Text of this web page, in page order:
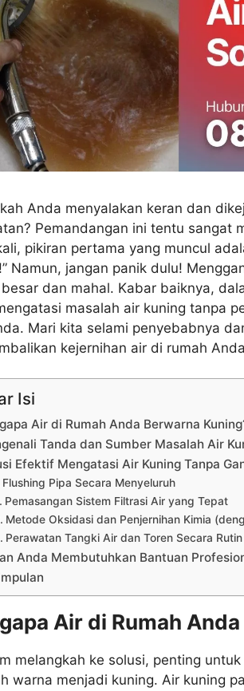
Anda menyalakan keran dan
Pemandangan ini tentu sangat
pikiran pertama yang muncul
Namun, jangan panik dulu!
dan mahal. Kabar baiknya,
masalah air kuning tanpa
Mari kita selami penyebabnya
kejernihan air di rumah
Isi
Air di Rumah Anda Berwarna
Tanda dan Sumber Masalah Air
Efektif Mengatasi Air Kuning Tanpa
Flushing Pipa Secara Menyeluruh
Pemasangan Sistem Filtrasi Air yang Tepat
Metode Oksidasi dan Penjernihan Kimia
Perawatan Tangki Air dan Toren Secara Rutin
Anda Membutuhkan Bantuan
Air di Rumah
melangkah ke solusi, penting
warna menjadi kuning. Air kuning